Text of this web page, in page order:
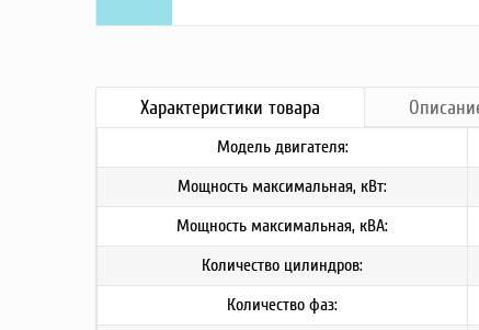
Характеристики товара
Модель двигателя:
Мощность максимальная, кВт:
Мощность максимальная, кВА:
Количество цилиндров:
Количество фаз:
Синхронные генераторы